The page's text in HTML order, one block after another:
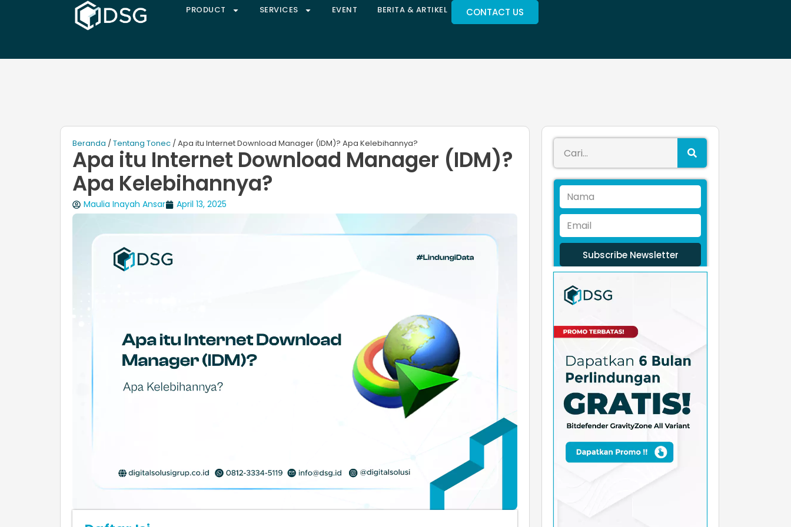
PRODUCT SERVICES EVENT BERITA & ARTIKEL CONTACT US
Beranda /Tentang Tonec / Apa itu Internet Download Manager (IDM)? Apa Kelebihannya?
Apa itu Internet Download Manager (IDM)?
Apa Kelebihannya?
Maulia Inayah Ansar April 13, 2025
Subscribe Newsletter